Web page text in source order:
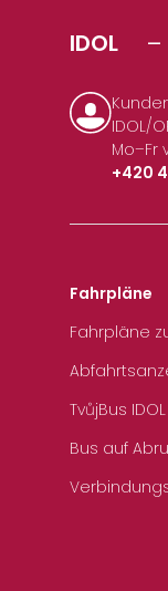
IDOL –
IDOL/
Mo–Fr
+420
Fahrpläne
Fahrpläne
TvůjBus IDOL
Bus auf